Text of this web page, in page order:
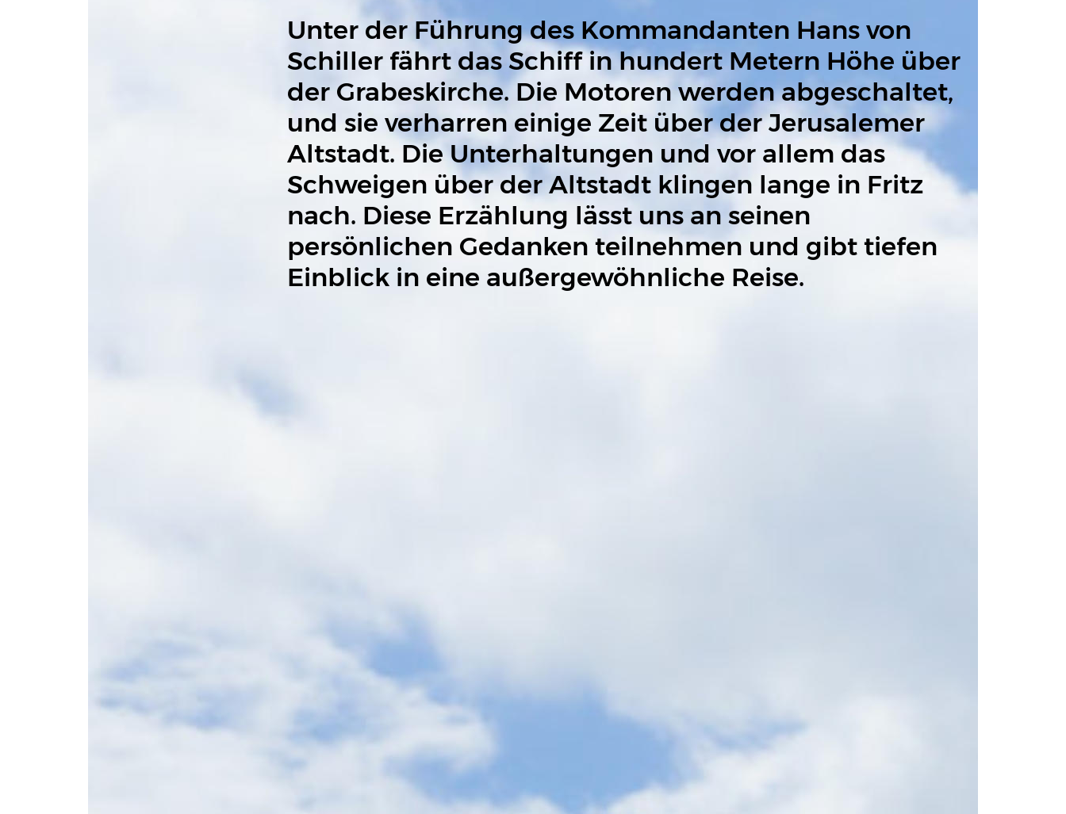
Unter der Führung des Kommandanten Hans von
Schiller fährt das Schiff in hundert Metern Höhe über
der Grabeskirche. Die Motoren werden abgeschaltet,
und sie verharren einige Zeit über der Jerusalemer
Altstadt. Die Unterhaltungen und vor allem das
Schweigen über der Altstadt klingen lange in Fritz
nach. Diese Erzählung lässt uns an seinen
persönlichen Gedanken teilnehmen und gibt tiefen
Einblick in eine außergewöhnliche Reise.